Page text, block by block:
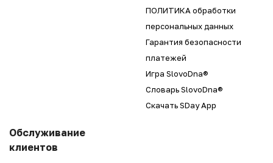
ПОЛИТИКА обработки
персональных данных
Гарантия безопасности
платежей
Игра SlovoDna®
Словарь SlovoDna®
Скачать SDay App
Обслуживание
клиентов